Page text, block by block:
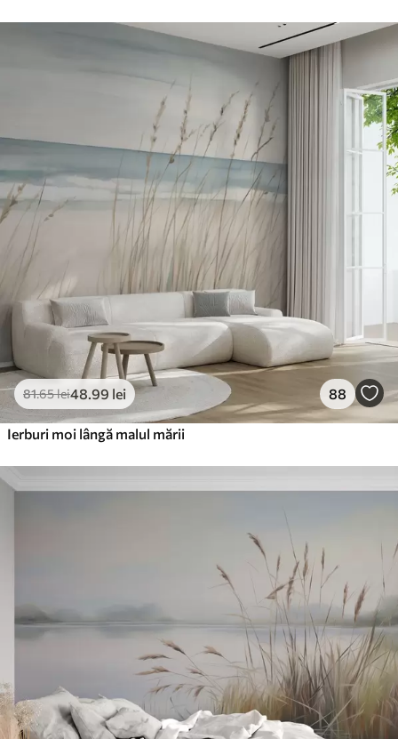
81.65lei48.99 lei 88
Ierburi moi lângă malul mării